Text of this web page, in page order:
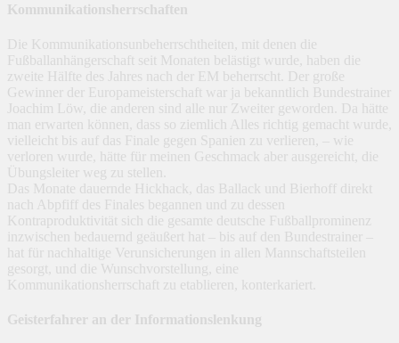
Kommunikationsherrschaften
Die Kommunikationsunbeherrschtheiten, mit denen die
Fußballanhängerschaft seit Monaten belästigt wurde, haben die
zweite Hälfte des Jahres nach der EM beherrscht. Der große
Gewinner der Europameisterschaft war ja bekanntlich Bundestrainer
Joachim Löw, die anderen sind alle nur Zweiter geworden. Da hätte
man erwarten können, dass so ziemlich Alles richtig gemacht wurde,
vielleicht bis auf das Finale gegen Spanien zu verlieren, – wie
verloren wurde, hätte für meinen Geschmack aber ausgereicht, die
Übungsleiter weg zu stellen.
Das Monate dauernde Hickhack, das Ballack und Bierhoff direkt
nach Abpfiff des Finales begannen und zu dessen
Kontraproduktivität sich die gesamte deutsche Fußballprominenz
inzwischen bedauernd geäußert hat – bis auf den Bundestrainer –
hat für nachhaltige Verunsicherungen in allen Mannschaftsteilen
gesorgt, und die Wunschvorstellung, eine
Kommunikationsherrschaft zu etablieren, konterkariert.
Geisterfahrer an der Informationslenkung